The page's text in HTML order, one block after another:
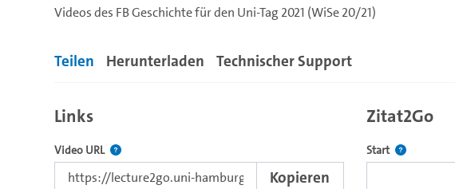
Videos des FB Geschichte für den Uni-Tag 2021 (WiSe 20/21)
Teilen Herunterladen Technischer Support
Links
Video URL Der Link zu diesem Video.
Kopieren
Zitat2Go
Start Definiert